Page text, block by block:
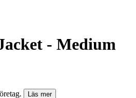
- Medium
Läs mer